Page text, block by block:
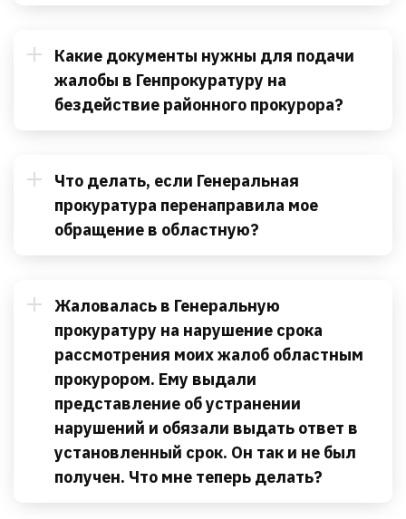
Какие документы нужны для подачи
жалобы в Генпрокуратуру на
бездействие районного прокурора?
Что делать, если Генеральная
прокуратура перенаправила мое
обращение в областную?
Жаловалась в Генеральную
прокуратуру на нарушение срока
рассмотрения моих жалоб областным
прокурором. Ему выдали
представление об устранении
нарушений и обязали выдать ответ в
установленный срок. Он так и не был
получен. Что мне теперь делать?